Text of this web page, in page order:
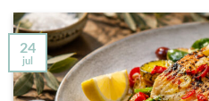
24
jul